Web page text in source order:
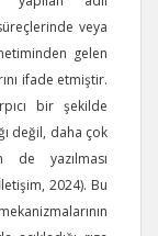
veya
gelen
ifade etmiştir.
bir şekilde
değil, daha çok
de yazılması
2024). Bu